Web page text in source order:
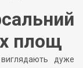
площ
дуже